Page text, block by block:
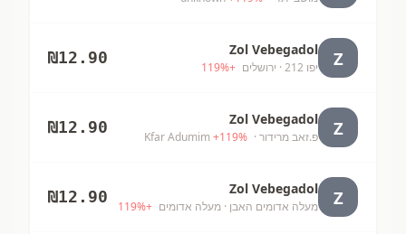
Z
Zol Vebegadol
יפו 212 · ירושלים +
119%
₪12.90
Z
Zol Vebegadol
פ.זאב מרידור · Kfar Adumim
+119%
₪12.90
Z
Zol Vebegadol
מעלה אדומים האבן · מעלה אדומים +
119%
₪12.90